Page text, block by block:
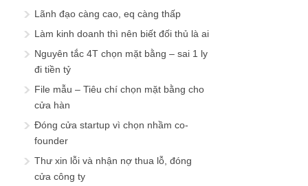
Lãnh đạo càng cao, eq càng thấp
Làm kinh doanh thì nên biết đối thủ là ai
Nguyên tắc 4T chọn mặt bằng – sai 1 ly
đi tiền tỷ
File mẫu – Tiêu chí chọn mặt bằng cho
cửa hàn
Đóng cửa startup vì chọn nhầm co-
founder
Thư xin lỗi và nhận nợ thua lỗ, đóng
cửa công ty